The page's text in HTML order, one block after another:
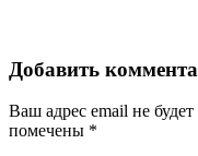
Добавить
Ваш адрес email не
помечены *